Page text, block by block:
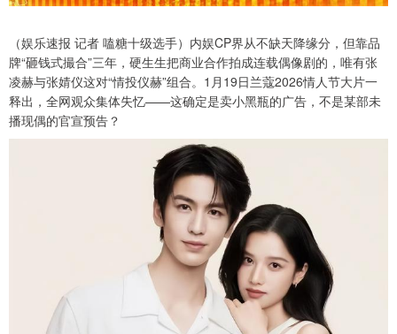
（娱乐速报 记者 嗑糖十级选手）内娱CP界从不缺天降缘分，但靠品
牌“砸钱式撮合”三年，硬生生把商业合作拍成连载偶像剧的，唯有张
凌赫与张婧仪这对“情投仪赫”组合。1月19日兰蔻2026情人节大片一
释出，全网观众集体失忆——这确定是卖小黑瓶的广告，不是某部未
播现偶的官宣预告？